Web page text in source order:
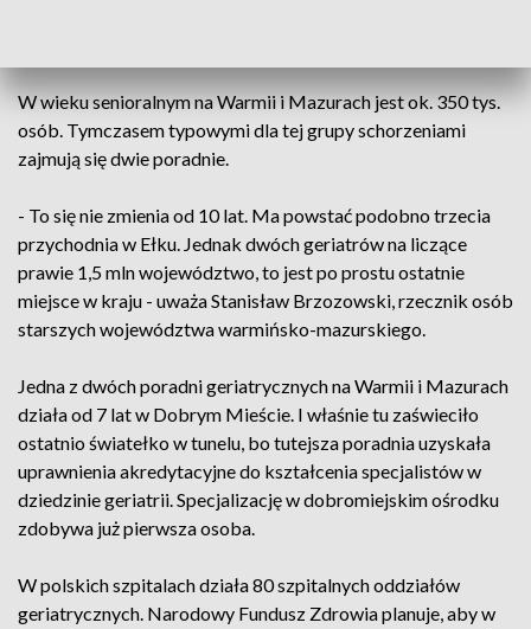
W wieku senioralnym na Warmii i Mazurach jest ok. 350 tys.
osób. Tymczasem typowymi dla tej grupy schorzeniami
zajmują się dwie poradnie.
- To się nie zmienia od 10 lat. Ma powstać podobno trzecia
przychodnia w Ełku. Jednak dwóch geriatrów na liczące
prawie 1,5 mln województwo, to jest po prostu ostatnie
miejsce w kraju - uważa Stanisław Brzozowski, rzecznik osób
starszych województwa warmińsko-mazurskiego.
Jedna z dwóch poradni geriatrycznych na Warmii i Mazurach
działa od 7 lat w Dobrym Mieście. I właśnie tu zaświeciło
ostatnio światełko w tunelu, bo tutejsza poradnia uzyskała
uprawnienia akredytacyjne do kształcenia specjalistów w
dziedzinie geriatrii. Specjalizację w dobromiejskim ośrodku
zdobywa już pierwsza osoba.
W polskich szpitalach działa 80 szpitalnych oddziałów
geriatrycznych. Narodowy Fundusz Zdrowia planuje, aby w